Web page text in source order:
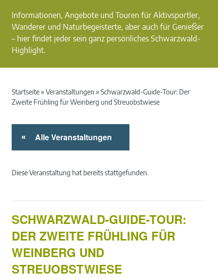
Informationen, Angebote und Touren für Aktivsportler,
Wanderer und Naturbegeisterte, aber auch für Genießer
– hier findet jeder sein ganz persönliches Schwarzwald-
Highlight.
Startseite» Veranstaltungen » Schwarzwald-Guide-Tour: Der
Zweite Frühling für Weinberg und Streuobstwiese
« Alle Veranstaltungen
Diese Veranstaltung hat bereits stattgefunden.
SCHWARZWALD-GUIDE-TOUR:
DER ZWEITE FRÜHLING FÜR
WEINBERG UND
STREUOBSTWIESE